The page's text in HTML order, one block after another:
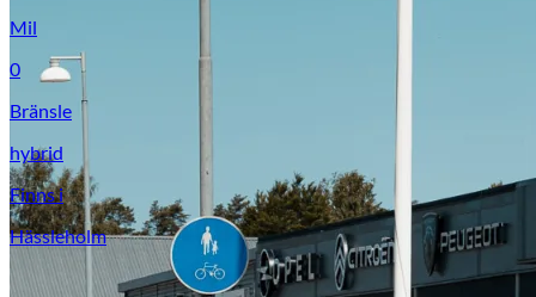
Mil
0
Bränsle
hybrid
Finns i
Hässleholm